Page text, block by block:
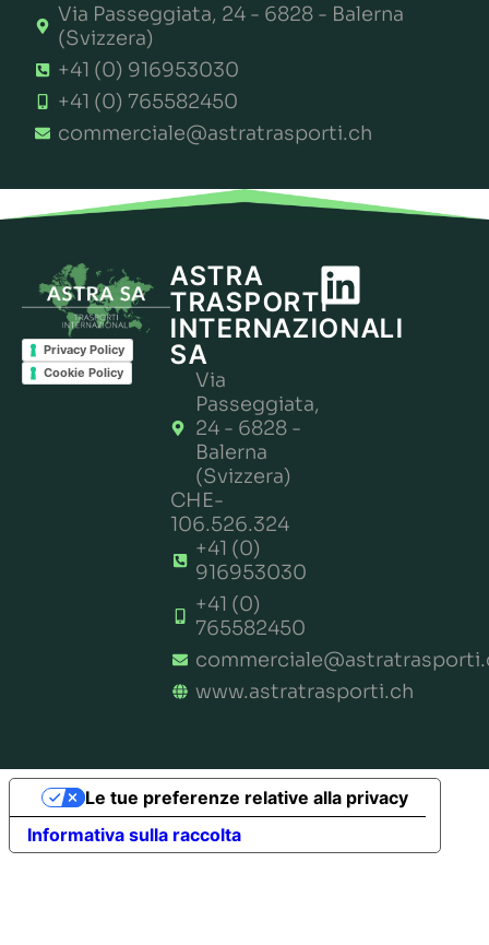
Via Passeggiata, 24 - 6828 - Balerna
(Svizzera)
+41 (0) 916953030
+41 (0) 765582450
commerciale@astratrasporti.ch
Privacy Policy
Cookie Policy
ASTRA
TRASPORTI
INTERNAZIONALI
SA
Via
Passeggiata,
24 - 6828 -
Balerna
(Svizzera)
CHE-
106.526.324
+41 (0)
916953030
+41 (0)
765582450
www.astratrasporti.ch
Informativa sulla raccolta
Le tue preferenze relative alla privacy